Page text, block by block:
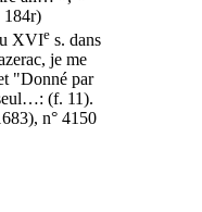
184r)
XVIe s. dans
je me
"Donné par
(f. 11).
n° 4150